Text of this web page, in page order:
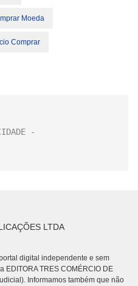
Moeda
Comprar
LTDA
digital independente e sem
EDITORA TRES COMÉRCIO DE
Informamos também que não